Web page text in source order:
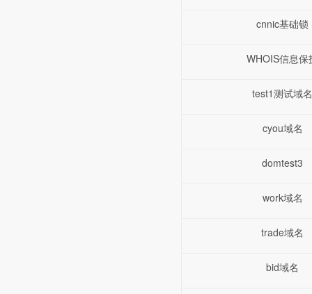
cnnic基础锁
WHOIS信息保
test1测试域名
cyou域名
domtest3
work域名
trade域名
bid域名